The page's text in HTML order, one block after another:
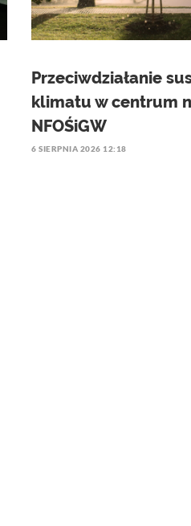
Przeciwdziałanie
klimatu w centrum
NFOŚiGW
6 SIERPNIA 2026 12:18